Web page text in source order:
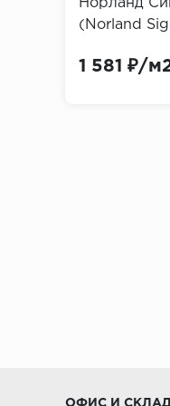
Норланд
(Norland
1 581 ₽/
ОФИС И